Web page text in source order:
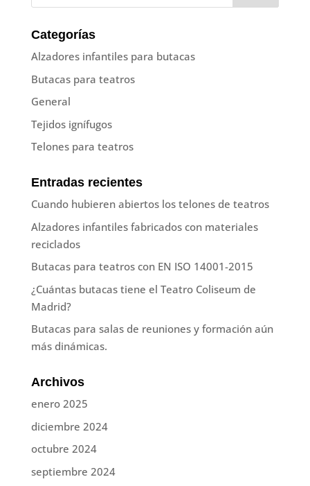
Categorías
Alzadores infantiles para butacas
Butacas para teatros
General
Tejidos ignífugos
Telones para teatros
Entradas recientes
Cuando hubieren abiertos los telones de teatros
Alzadores infantiles fabricados con materiales
reciclados
Butacas para teatros con EN ISO 14001-2015
¿Cuántas butacas tiene el Teatro Coliseum de
Madrid?
Butacas para salas de reuniones y formación aún
más dinámicas.
Archivos
enero 2025
diciembre 2024
octubre 2024
septiembre 2024